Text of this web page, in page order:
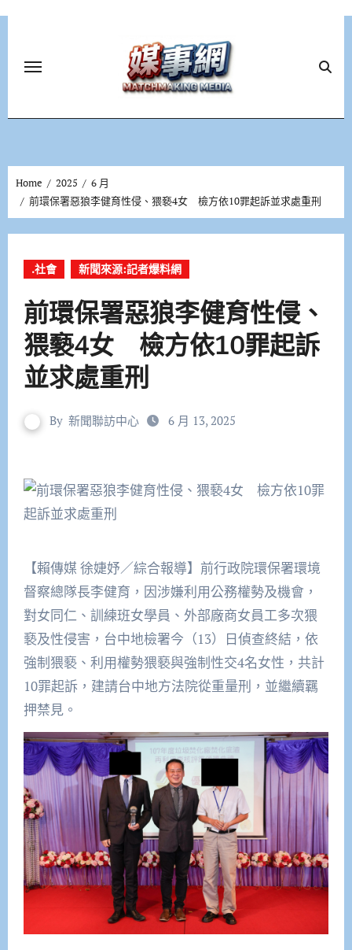
Home 2025
6 月
前環保署惡狼李健育性侵、猥褻4女 檢方依10罪起訴並求處重刑
.社會 新聞來源:記者爆料網
前環保署惡狼李健育性侵、
猥褻4女 檢方依10罪起訴
並求處重刑
By 新聞聯訪中心 6 月 13, 2025
【賴傳媒 徐婕妤／綜合報導】前行政院環保署環境
督察總隊長李健育，因涉嫌利用公務權勢及機會，
對女同仁、訓練班女學員、外部廠商女員工多次猥
褻及性侵害，台中地檢署今（13）日偵查終結，依
強制猥褻、利用權勢猥褻與強制性交4名女性，共計
10罪起訴，建請台中地方法院從重量刑，並繼續羈
押禁見。